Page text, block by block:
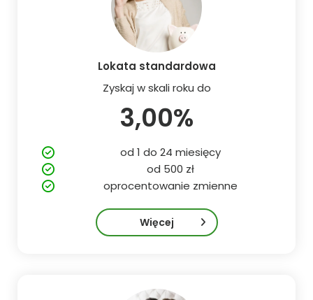
Lokata standardowa
Zyskaj w skali roku do
3,00%
od 1 do 24 miesięcy
od 500 zł
oprocentowanie zmienne
Więcej